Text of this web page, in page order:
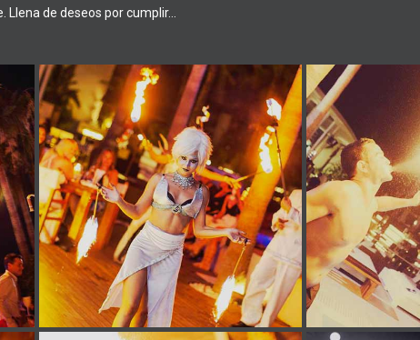
Llena de deseos por cumplir…